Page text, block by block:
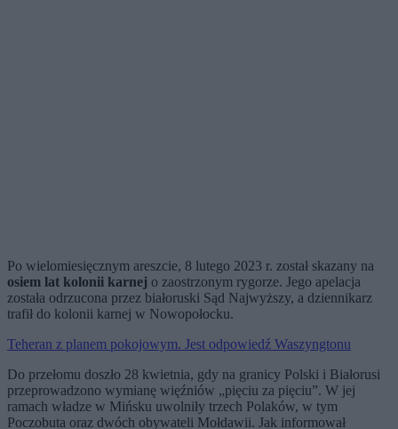
Po wielomiesięcznym areszcie, 8 lutego 2023 r. został skazany na
osiem lat kolonii karnej o zaostrzonym rygorze. Jego apelacja
została odrzucona przez białoruski Sąd Najwyższy, a dziennikarz
trafił do kolonii karnej w Nowopołocku.
Teheran z planem pokojowym. Jest odpowiedź Waszyngtonu
Do przełomu doszło 28 kwietnia, gdy na granicy Polski i Białorusi
przeprowadzono wymianę więźniów „pięciu za pięciu”. W jej
ramach władze w Mińsku uwolniły trzech Polaków, w tym
Poczobuta oraz dwóch obywateli Mołdawii. Jak informował